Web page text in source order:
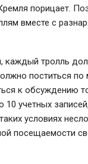
порицает.
вместе с
каждый тролль
поститься по
к обсуждению
10 учетных
условиях
посещаемости